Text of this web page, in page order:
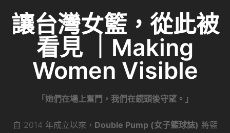
b
o
o
k
at
dI
n
讓台灣女籃，從此被
看見 ｜Making
Women Visible
「她們在場上奮鬥，我們在鏡頭後守望。」
自 2014 年成立以來， Double Pump (女子籃球誌) 將籃